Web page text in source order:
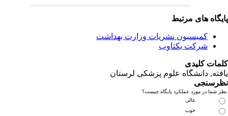
های مرتبط
کمیسیون نشریات وزارت بهداشت
شرکت یکتاوب
کلیدی
, دانشگاه علوم پزشکی لرستان
شما در مورد عملکرد پایگاه چیست؟
عالی
خوب